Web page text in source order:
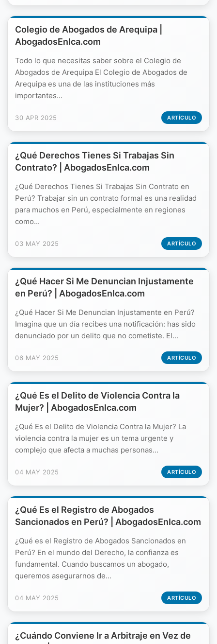
Colegio de Abogados de Arequipa |
AbogadosEnIca.com
Todo lo que necesitas saber sobre el Colegio de
Abogados de Arequipa El Colegio de Abogados de
Arequipa es una de las instituciones más
importantes...
30 APR 2025 ARTÍCULO
¿Qué Derechos Tienes Si Trabajas Sin
Contrato? | AbogadosEnIca.com
¿Qué Derechos Tienes Si Trabajas Sin Contrato en
Perú? Trabajar sin un contrato formal es una realidad
para muchos en Perú, especialmente en regiones
como...
03 MAY 2025 ARTÍCULO
¿Qué Hacer Si Me Denuncian Injustamente
en Perú? | AbogadosEnIca.com
¿Qué Hacer Si Me Denuncian Injustamente en Perú?
Imagina que un día recibes una notificación: has sido
denunciado por un delito que no cometiste. El...
06 MAY 2025 ARTÍCULO
¿Qué Es el Delito de Violencia Contra la
Mujer? | AbogadosEnIca.com
¿Qué Es el Delito de Violencia Contra la Mujer? La
violencia contra la mujer es un tema urgente y
complejo que afecta a muchas personas...
04 MAY 2025 ARTÍCULO
¿Qué Es el Registro de Abogados
Sancionados en Perú? | AbogadosEnIca.com
¿Qué es el Registro de Abogados Sancionados en
Perú? En el mundo del Derecho, la confianza es
fundamental. Cuando buscamos un abogado,
queremos asegurarnos de...
04 MAY 2025 ARTÍCULO
¿Cuándo Conviene Ir a Arbitraje en Vez de